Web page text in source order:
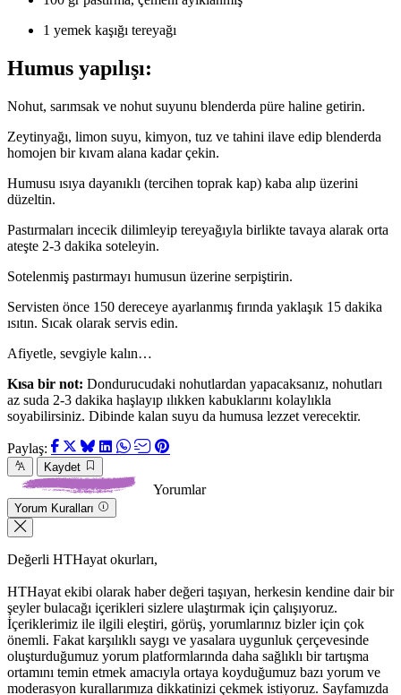
1 yemek kaşığı tereyağı
Humus yapılışı:
Nohut, sarımsak ve nohut suyunu blenderda püre haline getirin.
Zeytinyağı, limon suyu, kimyon, tuz ve tahini ilave edip blenderda
homojen bir kıvam alana kadar çekin.
Humusu ısıya dayanıklı (tercihen toprak kap) kaba alıp üzerini
düzeltin.
Pastırmaları incecik dilimleyip tereyağıyla birlikte tavaya alarak orta
ateşte 2-3 dakika soteleyin.
Sotelenmiş pastırmayı humusun üzerine serpiştirin.
Servisten önce 150 dereceye ayarlanmış fırında yaklaşık 15 dakika
ısıtın. Sıcak olarak servis edin.
Afiyetle, sevgiyle kalın…
Kısa bir not: Dondurucudaki nohutlardan yapacaksanız, nohutları
az suda 2-3 dakika haşlayıp ılıkken kabuklarını kolaylıkla
soyabilirsiniz. Dibinde kalan suyu da humusa lezzet verecektir.
Paylaş:
Kaydet
Yorumlar
Yorum Kuralları
Değerli HTHayat okurları,
HTHayat ekibi olarak haber değeri taşıyan, herkesin kendine dair bir
şeyler bulacağı içerikleri sizlere ulaştırmak için çalışıyoruz.
İçeriklerimiz ile ilgili eleştiri, görüş, yorumlarınız bizler için çok
önemli. Fakat karşılıklı saygı ve yasalara uygunluk çerçevesinde
oluşturduğumuz yorum platformlarında daha sağlıklı bir tartışma
ortamını temin etmek amacıyla ortaya koyduğumuz bazı yorum ve
moderasyon kurallarımıza dikkatinizi çekmek istiyoruz. Sayfamızda